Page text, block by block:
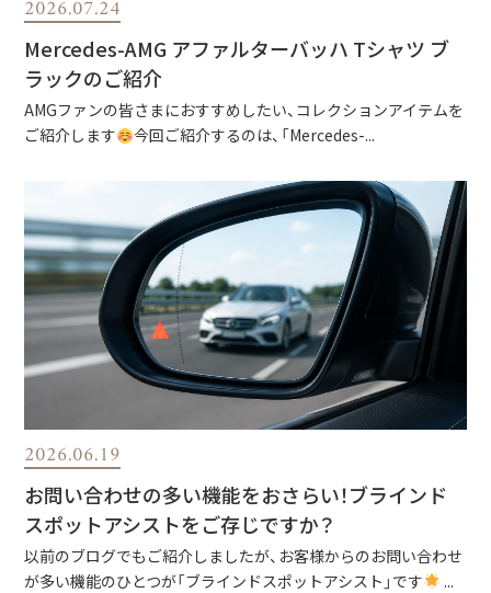
2026.07.24
Mercedes-AMG アファルターバッハ Tシャツ ブ
ラックのご紹介
AMGファンの皆さまにおすすめしたい、コレクションアイテムを
ご紹介します
今回ご紹介するのは、「Mercedes-...
2026.06.19
お問い合わせの多い機能をおさらい！ブラインド
スポットアシストをご存じですか？
以前のブログでもご紹介しましたが、お客様からのお問い合わせ
が多い機能のひとつが「ブラインドスポットアシスト」です
...